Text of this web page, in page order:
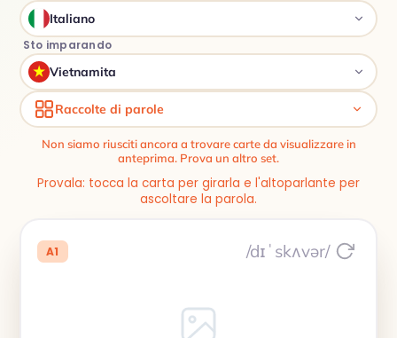
Italiano
Sto imparando
Vietnamita
Raccolte di parole
Non siamo riusciti ancora a trovare carte da visualizzare in
anteprima. Prova un altro set.
Provala: tocca la carta per girarla e l'altoparlante per
ascoltare la parola.
A1 /dɪˈskʌvər/